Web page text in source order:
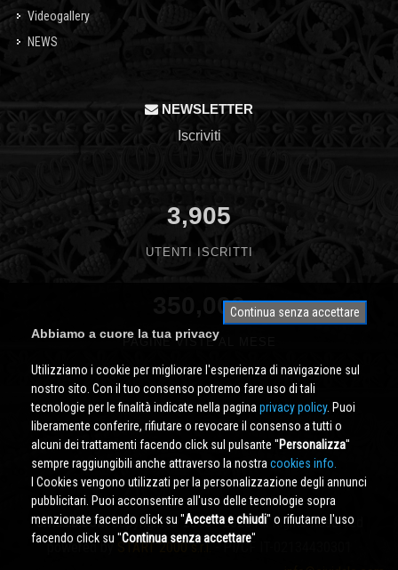
Videogallery
NEWS
NEWSLETTER
Iscriviti
3,905
UTENTI ISCRITTI
350,000
PAGINE VISTE AL MESE
Cividale.COMCopyright © 2000 - 2026 All Rights Reserved
powered by START 2000 s.r.l.- PI/CF IT-02134430301
Continua senza accettare
Abbiamo a cuore la tua privacy
Utilizziamo i cookie per migliorare l'esperienza di navigazione sul
nostro sito. Con il tuo consenso potremo fare uso di tali
tecnologie per le finalità indicate nella pagina privacy policy. Puoi
liberamente conferire, rifiutare o revocare il consenso a tutti o
alcuni dei trattamenti facendo click sul pulsante ''Personalizza''
sempre raggiungibili anche attraverso la nostra cookies info.
I Cookies vengono utilizzati per la personalizzazione degli annunci
pubblicitari. Puoi acconsentire all'uso delle tecnologie sopra
menzionate facendo click su ''Accetta e chiudi'' o rifiutarne l'uso
facendo click su ''Continua senza accettare''